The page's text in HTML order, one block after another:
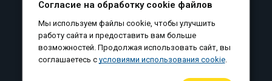
Политика конфиденциальности
Соглашение на обработку персональных данных
Согласие на обработку файлов cookie
Согласие на обработку cookie файлов
Мы используем файлы cookie, чтобы улучшить
работу сайта и предоставить вам больше
возможностей. Продолжая использовать сайт, вы
соглашаетесь с условиями использования cookie.